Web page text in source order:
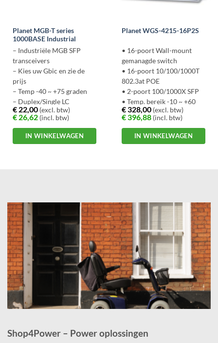
Planet MGB-T series
1000BASE Industrial
– Industriële MGB SFP
transceivers
– Kies uw Gbic en zie de
prijs
– Temp -40 ~ +75 graden
– Duplex/Single LC
connector
– Industriële uitvoering (T)
€ 22,00 (excl. btw)
€ 26,62 (incl. btw)
IN WINKELWAGEN
Deze
optie
kan
gekozen
worden
op
de
productpagina
Planet WGS-4215-16P2S
• 16-poort Wall-mount
gemanagde switch
• 16-poort 10/100/1000T
802.3at POE
• 2-poort 100/1000X SFP
• Temp. bereik -10 ~ +60
graden
• IP40 metalen behuizing
€328,00 (excl. btw)
€396,88 (incl. btw)
IN WINKELWAGEN
Shop4Power – Power oplossingen